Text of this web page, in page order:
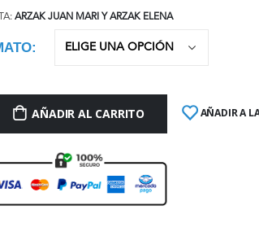
ARZAK JUAN MARI Y ARZAK ELENA
AÑADIR AL CARRITO AÑADIR A